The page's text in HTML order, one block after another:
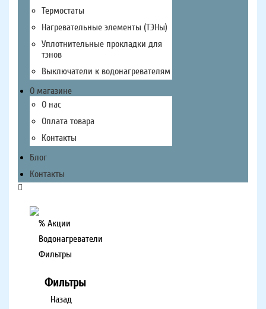
Термостаты
Нагревательные элементы (ТЭНы)
Уплотнительные прокладки для
тэнов
Выключатели к водонагревателям
О магазине
О нас
Оплата товара
Контакты
Блог
Контакты
% Акции
Водонагреватели
Фильтры
Фильтры
Назад